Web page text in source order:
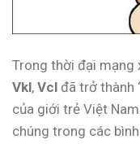
Trong thời đại mạng
Vkl, Vcl đã trở thành
của giới trẻ Việt
chúng trong các